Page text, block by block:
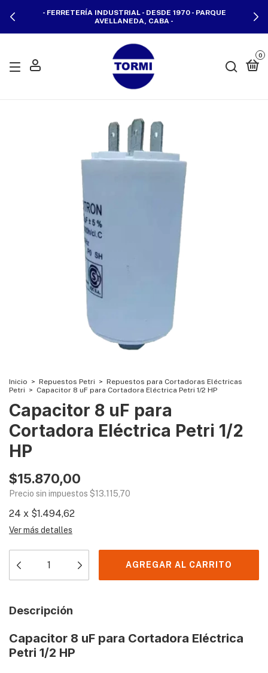
- FERRETERÍA INDUSTRIAL - DESDE 1970 - PARQUE
AVELLANEDA, CABA -
0
Inicio > Repuestos Petri > Repuestos para Cortadoras Eléctricas
Petri > Capacitor 8 uF para Cortadora Eléctrica Petri 1/2 HP
Capacitor 8 uF para
Cortadora Eléctrica Petri 1/2
HP
$15.870,00
Precio sin impuestos $13.115,70
24 x $1.494,62
Ver más detalles
Descripción
Capacitor 8 uF para Cortadora Eléctrica
Petri 1/2 HP